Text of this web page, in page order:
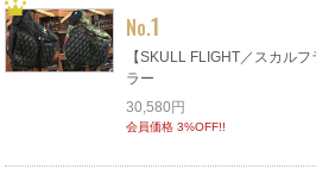
No.1
【SKULL FLIGHT／スカ
ラー
30,580円
会員価格 3%OFF!!